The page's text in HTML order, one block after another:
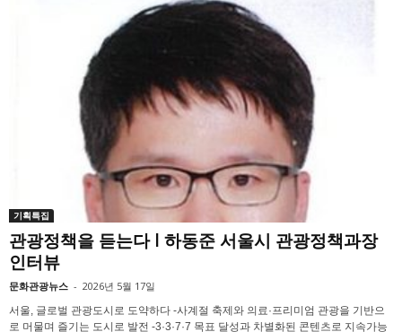
기획특집
관광정책을 듣는다 l 하동준 서울시 관광정책과장
인터뷰
문화관광뉴스 - 2026년 5월 17일
서울, 글로벌 관광도시로 도약하다 -사계절 축제와 의료·프리미엄 관광을 기반으
로 머물며 즐기는 도시로 발전 -3·3·7·7 목표 달성과 차별화된 콘텐츠로 지속가능